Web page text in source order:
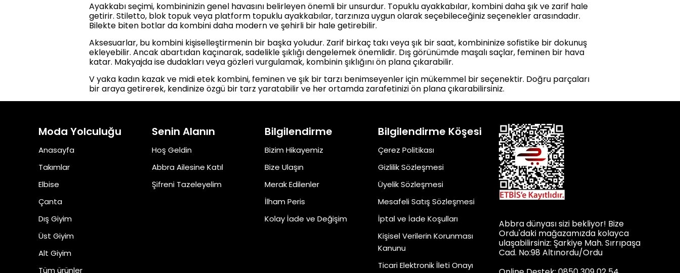
Ayakkabı seçimi, kombininizin genel havasını belirleyen önemli bir unsurdur. Topuklu ayakkabılar, kombini daha şık ve zarif hale
getirir. Stiletto, blok topuk veya platform topuklu ayakkabılar, tarzınıza uygun olarak seçebileceğiniz seçenekler arasındadır.
Bilekte biten botlar da kombini daha modern ve şehirli bir hale getirebilir.
Aksesuarlar, bu kombini kişiselleştirmenin bir başka yoludur. Zarif birkaç takı veya şık bir saat, kombininize sofistike bir dokunuş
ekleyebilir. Ancak abartıdan kaçınarak, sadelikle şıklığı dengelemek önemlidir. Dış görünümde maşalı saçlar, feminen bir hava
katar. Makyajda ise dudakları veya gözleri vurgulamak, kombinin şıklığını ön plana çıkarabilir.
V yaka kadın kazak ve midi etek kombini, feminen ve şık bir tarzı benimseyenler için mükemmel bir seçenektir. Doğru parçaları
bir araya getirerek, kendinize özgü bir tarz yaratabilir ve her ortamda zarafetinizi ön plana çıkarabilirsiniz.
Moda Yolculuğu
Anasayfa
Takımlar
Elbise
Çanta
Dış Giyim
Üst Giyim
Alt Giyim
Tüm ürünler
Senin Alanın
Hoş Geldin
Abbra Ailesine Katıl
Şifreni Tazeleyelim
Bilgilendirme
Bizim Hikayemiz
Bize Ulaşın
Merak Edilenler
İlham Peris
Kolay İade ve Değişim
Bilgilendirme Köşesi
Çerez Politikası
Gizlilik Sözleşmesi
Üyelik Sözleşmesi
Mesafeli Satış Sözleşmesi
İptal ve İade Koşulları
Kişisel Verilerin Korunması
Kanunu
Ticari Elektronik İleti Onayı
Abbra dünyası sizi bekliyor! Bize
Ordu'daki mağazamızda kolayca
ulaşabilirsiniz: Şarkiye Mah. Sırrıpaşa
Cad. No:98 Altınordu/Ordu